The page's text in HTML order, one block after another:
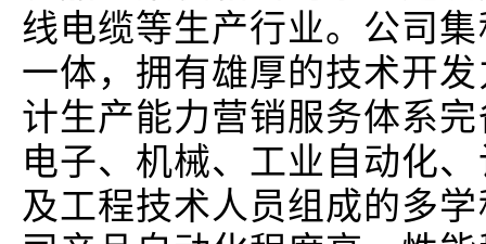
线电缆等生产行业。公司
一体，拥有雄厚的技术开
计生产能力营销服务体系
电子、机械、工业自动化
及工程技术人员组成的多